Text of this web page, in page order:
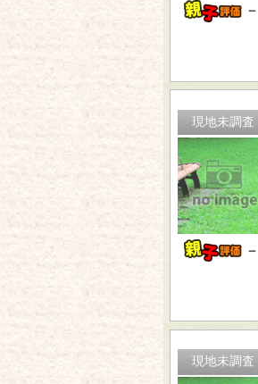
－
現地未調査
－
現地未調査